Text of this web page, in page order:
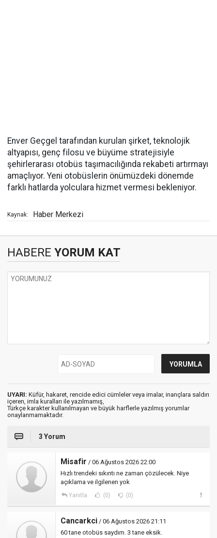
Enver Geçgel tarafından kurulan şirket, teknolojik
altyapısı, genç filosu ve büyüme stratejisiyle
şehirlerarası otobüs taşımacılığında rekabeti artırmayı
amaçlıyor. Yeni otobüslerin önümüzdeki dönemde
farklı hatlarda yolculara hizmet vermesi bekleniyor.
Kaynak: Haber Merkezi
HABERE YORUM KAT
UYARI: Küfür, hakaret, rencide edici cümleler veya imalar, inançlara saldırı
içeren, imla kuralları ile yazılmamış,
Türkçe karakter kullanılmayan ve büyük harflerle yazılmış yorumlar
onaylanmamaktadır.
3 Yorum
Misafir / 06 Ağustos 2026 22:00
Hızlı trendeki sıkıntı ne zaman çözülecek. Niye
açıklama ve ilgilenen yok
Yanıtla (0) (0)
Cancarkci / 06 Ağustos 2026 21:11
60 tane otobüs saydım. 3 tane eksik.